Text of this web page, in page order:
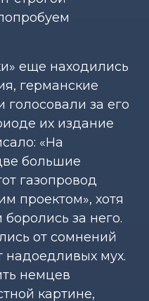
еще находились
германские
за его
их издание
«На
большие
газопровод
проектом», хотя
за него.
от сомнений
надоедливых мух.
немцев
картине,